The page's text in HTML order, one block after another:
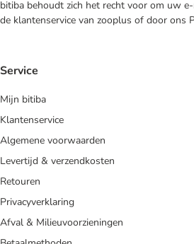
bitiba behoudt zich het recht voor om uw
de klantenservice van zooplus of door ons
Service
Mijn bitiba
Klantenservice
Algemene voorwaarden
Levertijd & verzendkosten
Retouren
Privacyverklaring
Afval & Milieuvoorzieningen